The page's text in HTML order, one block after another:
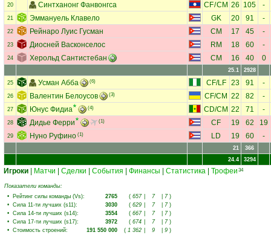
20 Синтханонг Фанвонгса CF/CM 26 105 -
21 Эммануель Клавело GK 20 91 -
22 Рейнаро Луис Гусман CM 17 45 -
23 Диосней Васконселос RM 18 60 -
24 Херольд Сантистебан CM 16 40 0
25.1 2928
25 Усман Абба (6) CF/LF 23 91 -
26 Валентин Белоусов (3) CF/CM 22 82 -
27 Юнус Фидиа (4) CD/CM 22 71 -
28 Дидье Ферри (1) CF 19 62 19
29 Нуно Руфино (1) LD 19 60 -
21
366
24.4
3294
Игроки Матчи Сделки События Финансы Статистика Трофеи 34
Показатели команды:
• Рейтинг силы команды (Vs): 2765 ( 657 7 7)
• Сила 11-ти лучших (s11): 3030 ( 629 7 7)
• Сила 14-ти лучших (s14): 3554 ( 667 7 7)
• Сила 17-ти лучших (s17): 3972 ( 674 7 7)
• Стоимость строений: 191 550 000 ( 1 362 9 9 )